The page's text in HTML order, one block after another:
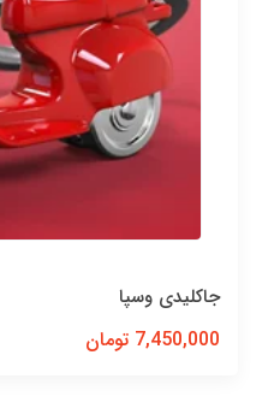
جاکلیدی وسپا
7,450,000 تومان